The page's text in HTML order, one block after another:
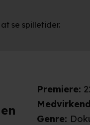
se spilletider.
Premiere:
Genre: